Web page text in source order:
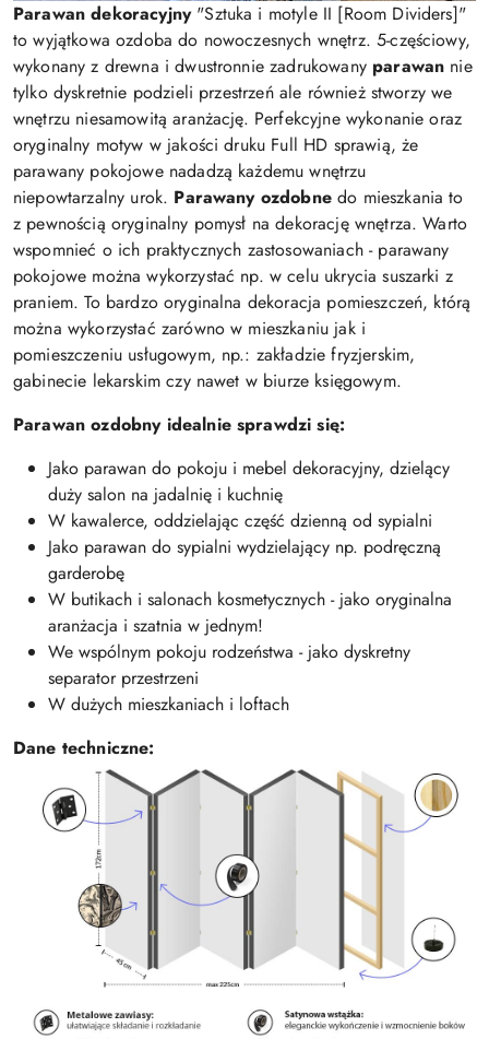
Parawan dekoracyjny"Sztuka i motyle II [Room Dividers]"
to wyjątkowa ozdoba do nowoczesnych wnętrz. 5-częściowy,
wykonany z drewna i dwustronnie zadrukowany parawan nie
tylko dyskretnie podzieli przestrzeń ale również stworzy we
wnętrzu niesamowitą aranżację. Perfekcyjne wykonanie oraz
oryginalny motyw w jakości druku Full HD sprawią, że
parawany pokojowe nadadzą każdemu wnętrzu
niepowtarzalny urok. Parawany ozdobnedo mieszkania to
z pewnością oryginalny pomysł na dekorację wnętrza. Warto
wspomnieć o ich praktycznych zastosowaniach - parawany
pokojowe można wykorzystać np. w celu ukrycia suszarki z
praniem. To bardzo oryginalna dekoracja pomieszczeń, którą
można wykorzystać zarówno w mieszkaniu jak i
pomieszczeniu usługowym, np.: zakładzie fryzjerskim,
gabinecie lekarskim czy nawet w biurze księgowym.
Parawan ozdobny idealnie sprawdzi się:
Jako parawan do pokoju i mebel dekoracyjny, dzielący
duży salon na jadalnię i kuchnię
W kawalerce, oddzielając część dzienną od sypialni
Jako parawan do sypialni wydzielający np. podręczną
garderobę
W butikach i salonach kosmetycznych - jako oryginalna
aranżacja i szatnia w jednym!
We wspólnym pokoju rodzeństwa - jako dyskretny
separator przestrzeni
W dużych mieszkaniach i loftach
Dane techniczne: